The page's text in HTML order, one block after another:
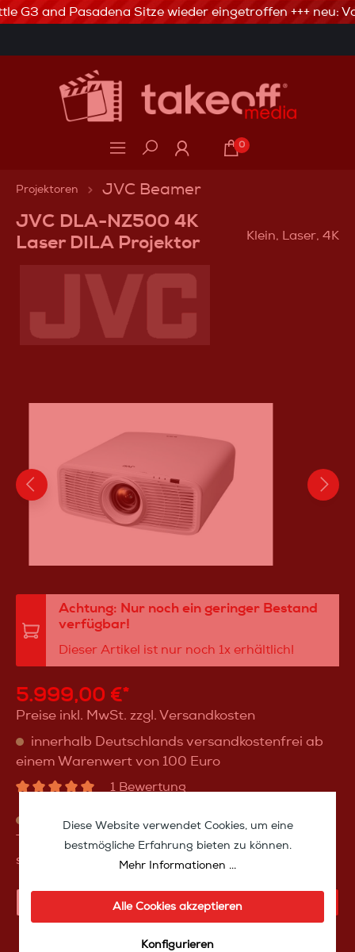
3% Skonto bei Vorkasse via Banküberweisung
G3 and Pasadena Sitze wieder eingetroffen +++ neu:
0
Projektoren JVC Beamer
JVC DLA-NZ500 4K
Laser DILA Projektor
Klein, Laser, 4K
Achtung: Nur noch ein geringer Bestand
verfügbar!
Dieser Artikel ist nur noch 1x erhältlich!
5.999,00 €*
Preise inkl. MwSt. zzgl. Versandkosten
innerhalb Deutschlands versandkostenfrei ab
einem Warenwert von 100 Euro
1 Bewertung
sofort verfügbar, Lieferzeit sofort ab Lager
Takeoff Media (+ 3-7 Tage für Live-Calibration,
sofern ausgewählt)
IN DEN WARENKORB
Diese Website verwendet Cookies, um eine
bestmögliche Erfahrung bieten zu können.
Mehr Informationen ...
Alle Cookies akzeptieren
Konfigurieren